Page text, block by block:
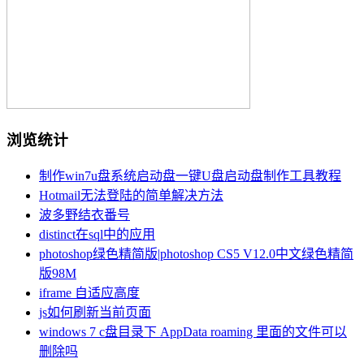
浏览统计
制作win7u盘系统启动盘一键U盘启动盘制作工具教程
Hotmail无法登陆的简单解决方法
波多野结衣番号
distinct在sql中的应用
photoshop绿色精简版|photoshop CS5 V12.0中文绿色精简
版98M
iframe 自适应高度
js如何刷新当前页面
windows 7 c盘目录下 AppData roaming 里面的文件可以
删除吗